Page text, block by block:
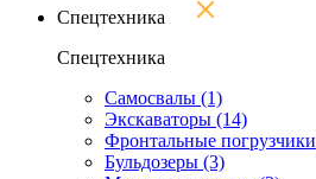
Спецтехника
Спецтехника
Самосвалы (1)
Экскаваторы (14)
Фронтальные погрузчики
Бульдозеры (3)